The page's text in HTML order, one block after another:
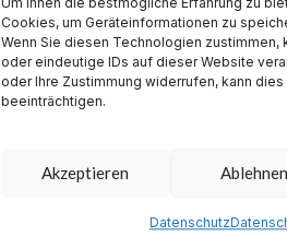
Cookies, um Geräteinformationen zu
Wenn Sie diesen Technologien zustimmen,
oder eindeutige IDs auf dieser Website
oder Ihre Zustimmung widerrufen, kann
beeinträchtigen.
Akzeptieren Ablehnen
Datenschutz